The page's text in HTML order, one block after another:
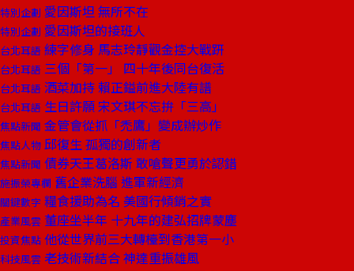
特別企劃 愛因斯坦 無所不在
特別企劃 愛因斯坦的接班人
台北耳語 練字修身 馬志玲靜觀金控大戰趼
台北耳語 三個「第一」 四十年後同台復活
台北耳語 酒菜加持 賴正鎰前進大陸有譜
台北耳語 生日許願 宋文琪不忘拚「三高」
焦點新聞 金管會從抓「禿鷹」變成辦炒作
焦點人物 邱復生 孤獨的創新者
焦點新聞 債券天王葛洛斯 敢嗆聲更勇於認錯
施振榮專欄 舊企業洗腦 進軍新經濟
關鍵數字 糧食援助為名 美國行傾銷之實
產業風雲 董座坐半年 十九年的建弘招牌蒙塵
投資焦點 他從世界前三大轉檯到香港第一小
科技風雲 老技術新結合 神達重振雄風